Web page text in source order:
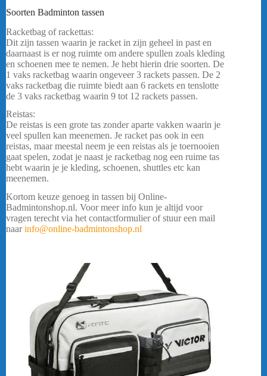
Soorten Badminton tassen
Racketbag of rackettas:
Dit zijn tassen waarin je racket in zijn geheel in past en
daarnaast is er nog ruimte om andere spullen zoals kleding
en schoenen mee te nemen. Je hebt hierin drie soorten. De
1 vaks racketbag waarin ongeveer 3 rackets passen. De 2
vaks racketbag die ruimte biedt aan 6 rackets en tenslotte
de 3 vaks racketbag waarin 9 tot 12 rackets passen.
Reistas:
De reistas is een grote tas zonder aparte vakken waarin je
veel spullen kan meenemen. Je racket pas ook in een
reistas, maar meestal neem je een reistas als je toernooien
gaat spelen, zodat je naast je racketbag nog een ruime tas
hebt waarin je je kleding, schoenen, shuttles etc kan
meenemen.
Kortom keuze genoeg in tassen bij Online-
Badmintonshop.nl. Voor meer info kun je altijd voor
vragen terecht via het contactformulier of stuur een mail
naarinfo@online-badmintonshop.nl